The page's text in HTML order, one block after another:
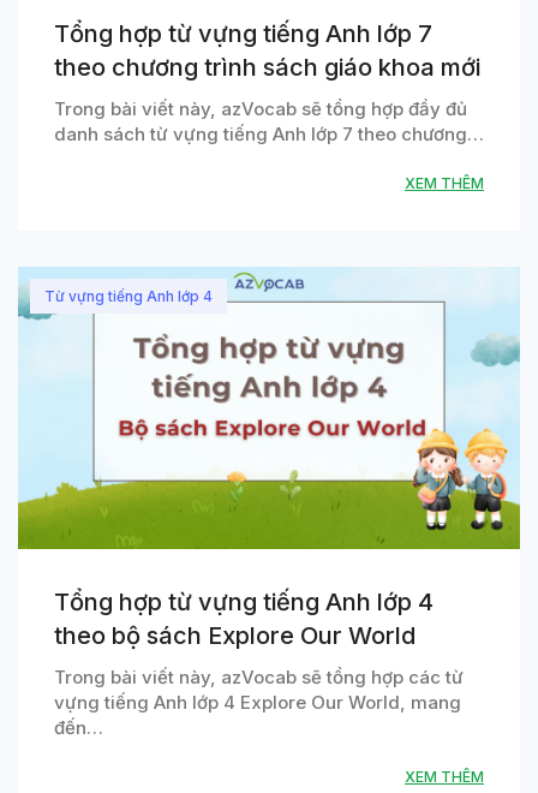
Tổng hợp từ vựng tiếng Anh lớp 7
theo chương trình sách giáo khoa mới
Trong bài viết này, azVocab sẽ tổng hợp đầy đủ
danh sách từ vựng tiếng Anh lớp 7 theo chương…
XEM THÊM
Từ vựng tiếng Anh lớp 4
Tổng hợp từ vựng tiếng Anh lớp 4
theo bộ sách Explore Our World
Trong bài viết này, azVocab sẽ tổng hợp các từ
vựng tiếng Anh lớp 4 Explore Our World, mang
đến…
XEM THÊM